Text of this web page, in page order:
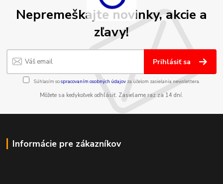
Nepremeškajte novinky, akcie a
zľavy!
Prihlásiť sa
Súhlasím sospracovaním osobných údajov za účelom zasielania newslettera.
Môžete sa kedykoľvek odhlásiť. Zasielame raz za 14 dní.
Informácie pre zákazníkov